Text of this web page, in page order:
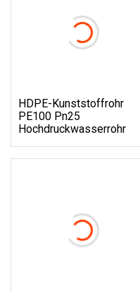
HDPE-Kunststoffrohr
PE100 Pn25
Hochdruckwasserrohr